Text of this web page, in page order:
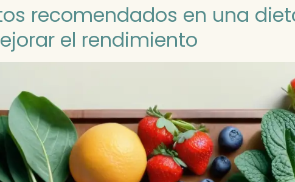
recomendados en una
el rendimiento